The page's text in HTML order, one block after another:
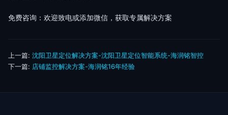
免费咨询：欢迎致电或添加微信，获取专属解决方案
上一篇: 沈阳卫星定位解决方案-沈阳卫星定位智能系统-海润铭智控
下一篇: 店铺监控解决方案-海润铭16年经验